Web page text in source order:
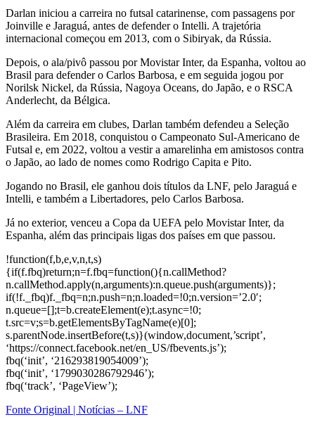
Darlan iniciou a carreira no futsal catarinense, com passagens por
Joinville e Jaraguá, antes de defender o Intelli. A trajetória
internacional começou em 2013, com o Sibiryak, da Rússia.
Depois, o ala/pivô passou por Movistar Inter, da Espanha, voltou ao
Brasil para defender o Carlos Barbosa, e em seguida jogou por
Norilsk Nickel, da Rússia, Nagoya Oceans, do Japão, e o RSCA
Anderlecht, da Bélgica.
Além da carreira em clubes, Darlan também defendeu a Seleção
Brasileira. Em 2018, conquistou o Campeonato Sul-Americano de
Futsal e, em 2022, voltou a vestir a amarelinha em amistosos contra
o Japão, ao lado de nomes como Rodrigo Capita e Pito.
Jogando no Brasil, ele ganhou dois títulos da LNF, pelo Jaraguá e
Intelli, e também a Libertadores, pelo Carlos Barbosa.
Já no exterior, venceu a Copa da UEFA pelo Movistar Inter, da
Espanha, além das principais ligas dos países em que passou.
!function(f,b,e,v,n,t,s)
{if(f.fbq)return;n=f.fbq=function(){n.callMethod?
n.callMethod.apply(n,arguments):n.queue.push(arguments)};
if(!f._fbq)f._fbq=n;n.push=n;n.loaded=!0;n.version=’2.0′;
n.queue=[];t=b.createElement(e);t.async=!0;
t.src=v;s=b.getElementsByTagName(e)[0];
s.parentNode.insertBefore(t,s)}(window,document,’script’,
‘https://connect.facebook.net/en_US/fbevents.js’);
fbq(‘init’, ‘216293819054009’);
fbq(‘init’, ‘1799030286792946’);
fbq(‘track’, ‘PageView’);
Fonte Original | Notícias – LNF